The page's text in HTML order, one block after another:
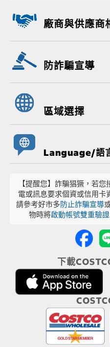
廠商與供應商
防詐騙宣導
區域選擇
Language/語
【提醒您】詐騙猖獗，若
電或訊息要求個資或信用卡
請參考好市多防止詐騙宣導
物時將啟動帳號雙重驗證
下載